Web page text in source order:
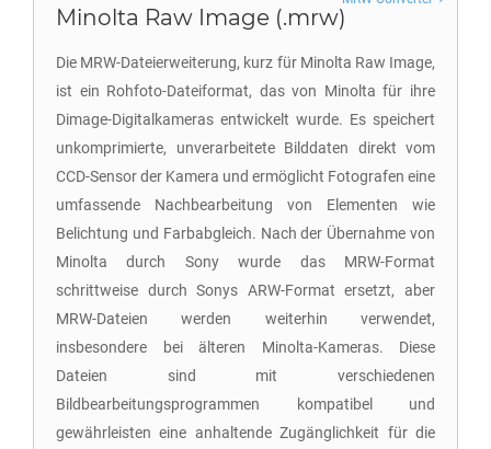
Minolta Raw Image (.mrw)
Die MRW-Dateierweiterung, kurz für Minolta Raw Image,
ist ein Rohfoto-Dateiformat, das von Minolta für ihre
Dimage-Digitalkameras entwickelt wurde. Es speichert
unkomprimierte, unverarbeitete Bilddaten direkt vom
CCD-Sensor der Kamera und ermöglicht Fotografen eine
umfassende Nachbearbeitung von Elementen wie
Belichtung und Farbabgleich. Nach der Übernahme von
Minolta durch Sony wurde das MRW-Format
schrittweise durch Sonys ARW-Format ersetzt, aber
MRW-Dateien werden weiterhin verwendet,
insbesondere bei älteren Minolta-Kameras. Diese
Dateien sind mit verschiedenen
Bildbearbeitungsprogrammen kompatibel und
gewährleisten eine anhaltende Zugänglichkeit für die